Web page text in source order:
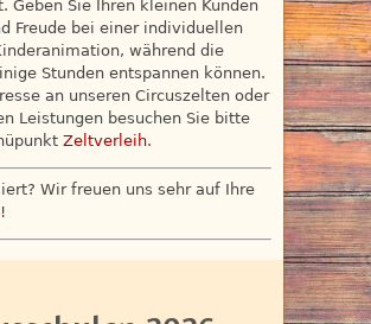
Geben Sie Ihren kleinen Kunden
Freude bei einer individuellen
während die
Stunden entspannen können.
an unseren Circuszelten oder
Leistungen besuchen Sie bitte
Zeltverleih.
Wir freuen uns sehr auf Ihre
!